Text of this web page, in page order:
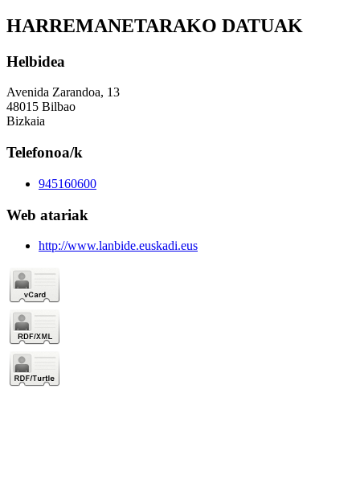
HARREMANETARAKO DATUAK
Helbidea
Avenida Zarandoa, 13
48015 Bilbao
Bizkaia
Telefonoa/k
945160600
Web atariak
http://www.lanbide.euskadi.eus